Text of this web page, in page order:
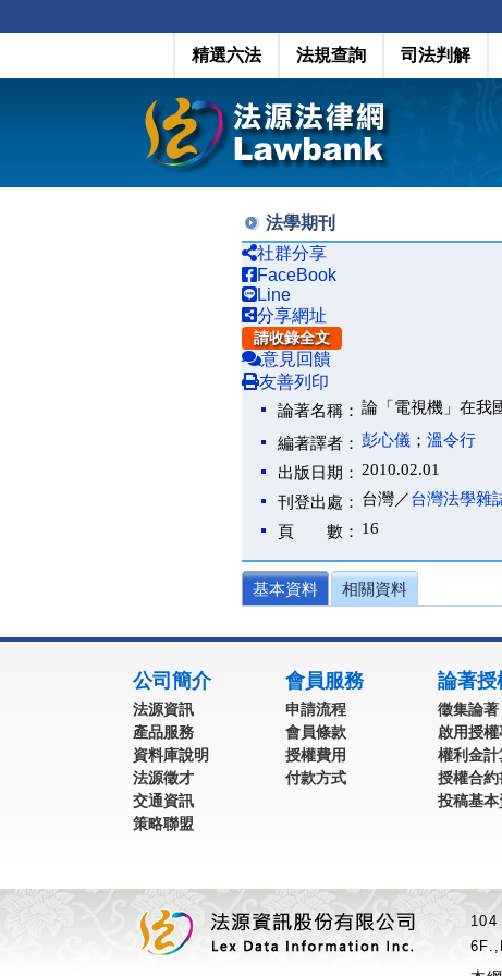
精選六法 法規查詢 司法判解
法學期刊
社群分享
FaceBook
Line
分享網址
請收錄全文
意見回饋
友善列印
論著名稱： 論「電視機」在我
編著譯者： 彭心儀 ； 溫令行
出版日期： 2010.02.01
刊登出處： 台灣／台灣法學雜
頁 數： 16
基本資料 相關資料
公司簡介
法源資訊
產品服務
資料庫說明
法源徵才
交通資訊
策略聯盟
會員服務
申請流程
會員條款
授權費用
付款方式
論著授
徵集論著
啟用授
權利金計
授權合
投稿基
104